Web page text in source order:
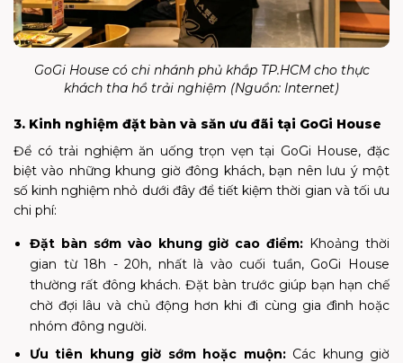
GoGi House có chi nhánh phủ khắp TP.HCM cho thực
khách tha hồ trải nghiệm (Nguồn: Internet)
3. Kinh nghiệm đặt bàn và săn ưu đãi tại GoGi House
Để có trải nghiệm ăn uống trọn vẹn tại GoGi House, đặc
biệt vào những khung giờ đông khách, bạn nên lưu ý một
số kinh nghiệm nhỏ dưới đây để tiết kiệm thời gian và tối ưu
chi phí:
Đặt bàn sớm vào khung giờ cao điểm: Khoảng thời
gian từ 18h - 20h, nhất là vào cuối tuần, GoGi House
thường rất đông khách. Đặt bàn trước giúp bạn hạn chế
chờ đợi lâu và chủ động hơn khi đi cùng gia đình hoặc
nhóm đông người.
Ưu tiên khung giờ sớm hoặc muộn: Các khung giờ